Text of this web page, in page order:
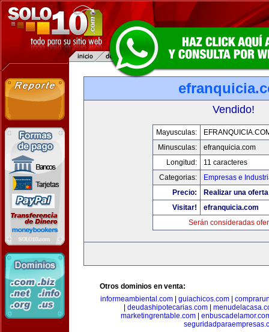
Vendido!
Mayusculas:
Minusculas:
efranquicia.com
Longitud:
11 caracteres
Categorias:
Empresas e
Precio:
Realizar una
Visitar!
efranquicia.com
Serán consideradas
Otros dominios en venta:
informeambiental.com
guiachicos.com
deudashipotecarias.com|
marketingrentable.com|